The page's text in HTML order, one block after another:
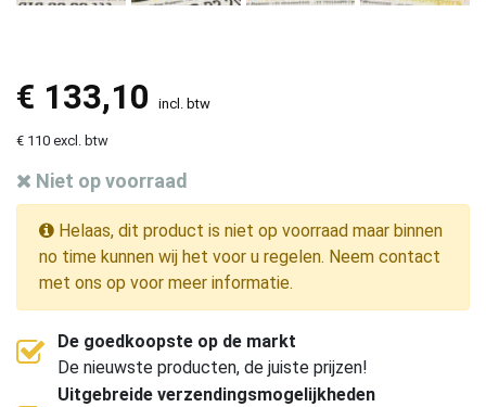
€ 133,10 incl. btw
€ 110 excl. btw
Niet op voorraad
Helaas, dit product is niet op voorraad maar binnen
no time kunnen wij het voor u regelen. Neem contact
met ons op voor meer informatie.
De goedkoopste op de markt
De nieuwste producten, de juiste prijzen!
Uitgebreide verzendingsmogelijkheden